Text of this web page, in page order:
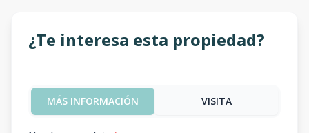
¿Te interesa esta propiedad?
MÁS INFORMACIÓN VISITA